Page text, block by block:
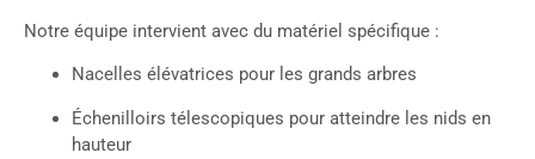
Notre équipe intervient avec du matériel spécifique :
Nacelles élévatrices pour les grands arbres
Échenilloirs télescopiques pour atteindre les nids en
hauteur